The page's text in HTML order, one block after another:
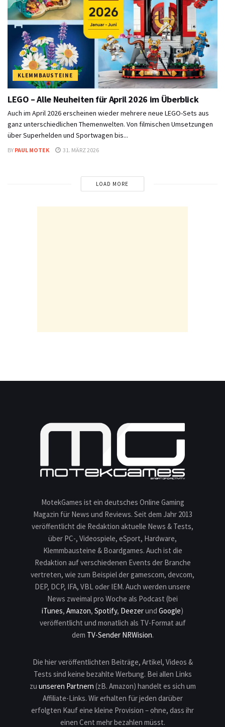
KLEMMBAUSTEINE
LEGO – Alle Neuheiten für April 2026 im Überblick
Auch im April 2026 erscheinen wieder mehrere neue LEGO-Sets aus
ganz unterschiedlichen Themenwelten. Von filmischen Umsetzungen
über Superhelden und Sportwagen bis...
BY PAUL MOTEK 31. MÄRZ 2026
LOAD MORE
MotekGames ist ein deutsches Online Gaming
Magazin für News und Reviews. Seit dem Jahr 2013
veröffentlicht die Redaktion aktuelle News & Tests,
über PC-, Videospiele, eSport, Hardware,
Klemmbausteine & Boardgames. Auch ist die
Redaktion auf verschiedenen Events der Branche
vertreten, wie zum Beispiel der gamescom, devcom,
DEP, DCP, IFA, VBL oder IEM. Auch werden unsere
News zweimal pro Woche als Podcast (bei
iTunes, Amazon, Spotify, Deezerund Google)
veröffentlicht und monatlich als TV-Format auf
dem TV-Sender NRWision.
Die hier veröffentlichten Beiträge, Artikel, Videos &
Tests sind keine bezahlte Werbung. Bei allen Links
zu unseren Partnern (zB. Amazon) handelt es sich um
Affiliate-Links. Wir erhalten für jeden darüber
erfolgten Kauf eine kleine Provision – ohne, dass ihr
einen Cent mehr bezahlen müsst.